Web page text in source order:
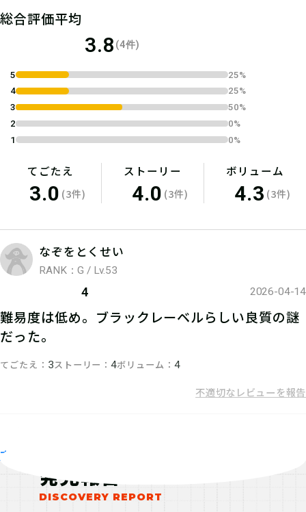
総合評価平均
3.8 (4件)
5
25%
4
25%
3
50%
2
0%
1
0%
てごたえ
3.0 (3件)
ストーリー
4.0 (3件)
ボリューム
4.3 (3件)
なぞをとくせい
RANK：G / Lv.53
4 2026-04-14
難易度は低め。ブラックレーベルらしい良質の謎
だった。
てごたえ 3ストーリー 4ボリューム 4
不適切なレビューを報告
2026-04-06
感心する謎があったり、解き直しがあったりと、
すべて見る
発見報告